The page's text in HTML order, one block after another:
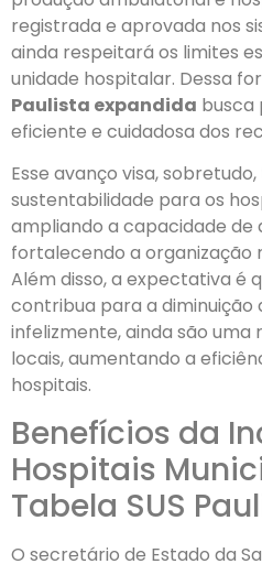
registrada e aprovada nos
ainda respeitará os limites
unidade hospitalar. Dessa
Paulista expandida busca
eficiente e cuidadosa dos
Esse avanço visa,
sustentabilidade para os
ampliando a capacidade de
fortalecendo a organização
Além disso, a expectativa é
contribua para a diminuição
infelizmente, ainda são uma
locais, aumentando a
hospitais.
Benefícios da
Hospitais
Tabela SUS
O secretário de Estado da